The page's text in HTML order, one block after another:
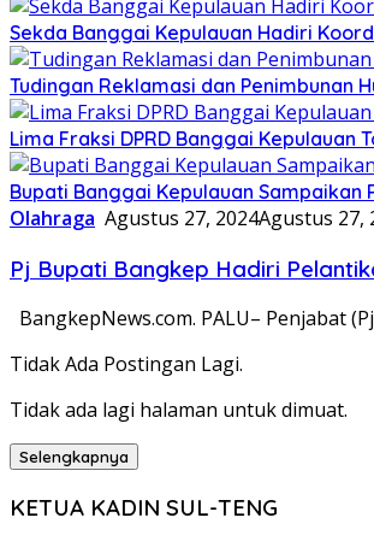
Sekda Banggai Kepulauan Hadiri
Tudingan Reklamasi dan Penimbunan
Lima Fraksi DPRD Banggai Kepulauan
Bupati Banggai Kepulauan Sampaikan
Olahraga Agustus 27, 2024Agustus 27,
Pj Bupati Bangkep Hadiri
BangkepNews.com. PALU– Penjabat
Tidak Ada Postingan Lagi.
Tidak ada lagi halaman untuk dimuat.
Selengkapnya
KETUA KADIN SUL-TENG